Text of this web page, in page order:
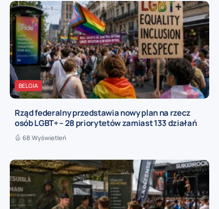
BELGIA
Rząd federalny przedstawia nowy plan na rzecz
osób LGBT+ – 28 priorytetów zamiast 133 działań
68 Wyświetleń